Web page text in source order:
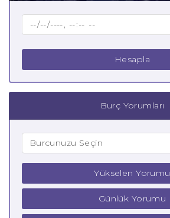
Hesapla
Burç Yorumları
Yükselen Yorumu
Günlük Yorumu